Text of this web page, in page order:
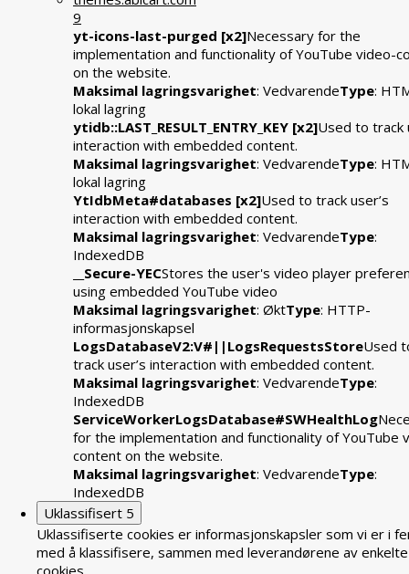
9
yt-icons-last-purged [x2]Necessary for the
implementation and functionality of YouTube video-
on the website.
Maksimal lagringsvarighet: VedvarendeType:
lokal lagring
ytidb::LAST_RESULT_ENTRY_KEY [x2]Used to track
interaction with embedded content.
Maksimal lagringsvarighet: VedvarendeType:
lokal lagring
YtIdbMeta#databases [x2]Used to track user’s
interaction with embedded content.
Maksimal lagringsvarighet: VedvarendeType:
IndexedDB
__Secure-YECStores the user's video player
using embedded YouTube video
Maksimal lagringsvarighet: ØktType: HTTP-
informasjonskapsel
LogsDatabaseV2:V#||LogsRequestsStoreUsed
track user’s interaction with embedded content.
Maksimal lagringsvarighet: VedvarendeType:
IndexedDB
ServiceWorkerLogsDatabase#SWHealthLog
for the implementation and functionality of YouTube
content on the website.
Maksimal lagringsvarighet: VedvarendeType:
IndexedDB
Uklassifisert 5
Uklassifiserte cookies er informasjonskapsler som vi er i
med å klassifisere, sammen med leverandørene av enkelte
cookies.